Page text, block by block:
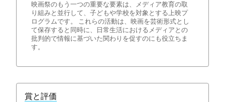
映画祭のもう一つの重要な要素は、メディア教育の取
り組みと並行して、子どもや学校を対象とする上映プ
ログラムです。 これらの活動は、映画を芸術形式とし
て保存すると同時に、日常生活におけるメディアとの
批判的で情報に基づいた関わりを促すのにも役立ちま
す。
賞と評価